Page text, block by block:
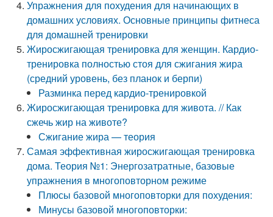
Упражнения для похудения для начинающих в
домашних условиях. Основные принципы фитнеса
для домашней тренировки
Жиросжигающая тренировка для женщин. Кардио-
тренировка полностью стоя для сжигания жира
(средний уровень, без планок и берпи)
Разминка перед кардио-тренировкой
Жиросжигающая тренировка для живота. // Как
сжечь жир на животе?
Сжигание жира — теория
Самая эффективная жиросжигающая тренировка
дома. Теория №1: Энергозатратные, базовые
упражнения в многоповторном режиме
Плюсы базовой многоповторки для похудения:
Минусы базовой многоповторки: